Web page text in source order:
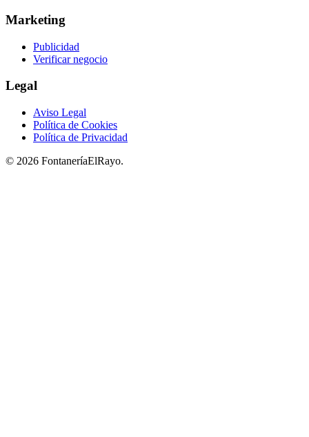
Marketing
Publicidad
Verificar negocio
Legal
Aviso Legal
Política de Cookies
Política de Privacidad
© 2026 FontaneríaElRayo.